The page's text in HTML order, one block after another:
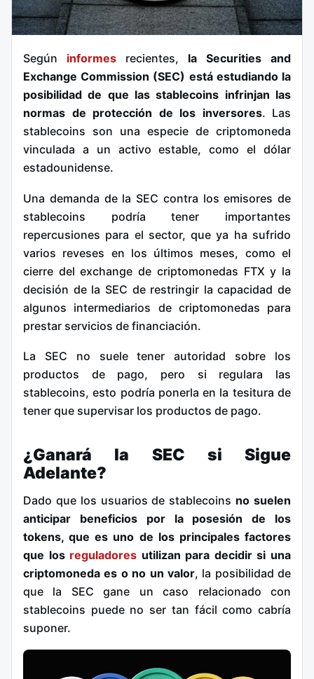
Según informes recientes, la Securities and
Exchange Commission (SEC) está estudiando la
posibilidad de que las stablecoins infrinjan las
normas de protección de los inversores. Las
stablecoins son una especie de criptomoneda
vinculada a un activo estable, como el dólar
estadounidense.
Una demanda de la SEC contra los emisores de
stablecoins podría tener importantes
repercusiones para el sector, que ya ha sufrido
varios reveses en los últimos meses, como el
cierre del exchange de criptomonedas FTX y la
decisión de la SEC de restringir la capacidad de
algunos intermediarios de criptomonedas para
prestar servicios de financiación.
La SEC no suele tener autoridad sobre los
productos de pago, pero si regulara las
stablecoins, esto podría ponerla en la tesitura de
tener que supervisar los productos de pago.
¿Ganará la SEC si Sigue
Adelante?
Dado que los usuarios de stablecoins no suelen
anticipar beneficios por la posesión de los
tokens, que es uno de los principales factores
que los reguladores utilizan para decidir si una
criptomoneda es o no un valor, la posibilidad de
que la SEC gane un caso relacionado con
stablecoins puede no ser tan fácil como cabría
suponer.